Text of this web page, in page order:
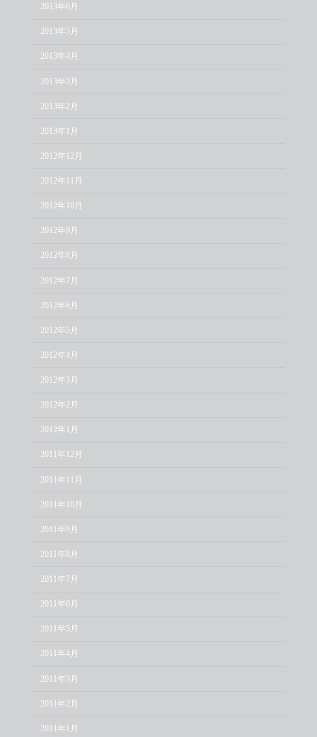
2013年6月
2013年5月
2013年4月
2013年3月
2013年2月
2013年1月
2012年12月
2012年11月
2012年10月
2012年9月
2012年8月
2012年7月
2012年6月
2012年5月
2012年4月
2012年3月
2012年2月
2012年1月
2011年12月
2011年11月
2011年10月
2011年9月
2011年8月
2011年7月
2011年6月
2011年5月
2011年4月
2011年3月
2011年2月
2011年1月